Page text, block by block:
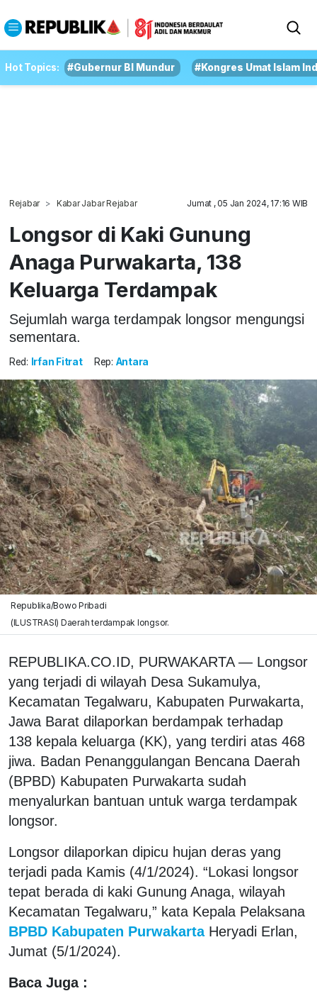
Hot Topics: #Gubernur BI Mundur #Kongres Umat Islam
Rejabar Kabar Jabar Rejabar Jumat , 05 Jan 2024, 17:16 WIB
Longsor di Kaki Gunung
Anaga Purwakarta, 138
Keluarga Terdampak
Sejumlah warga terdampak longsor mengungsi
sementara.
Red: Irfan Fitrat Rep: Antara
Republika/Bowo Pribadi
(ILUSTRASI) Daerah terdampak longsor.
REPUBLIKA.CO.ID, PURWAKARTA — Longsor
yang terjadi di wilayah Desa Sukamulya,
Kecamatan Tegalwaru, Kabupaten Purwakarta,
Jawa Barat dilaporkan berdampak terhadap
138 kepala keluarga (KK), yang terdiri atas 468
jiwa. Badan Penanggulangan Bencana Daerah
(BPBD) Kabupaten Purwakarta sudah
menyalurkan bantuan untuk warga terdampak
longsor.
Longsor dilaporkan dipicu hujan deras yang
terjadi pada Kamis (4/1/2024). “Lokasi longsor
tepat berada di kaki Gunung Anaga, wilayah
Kecamatan Tegalwaru,” kata Kepala Pelaksana
BPBD Kabupaten Purwakarta Heryadi Erlan,
Jumat (5/1/2024).
Baca Juga :